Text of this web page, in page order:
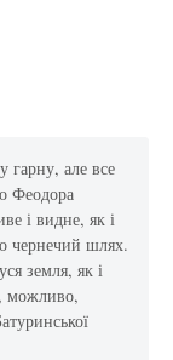
гарну, але все
Феодора
і видне, як і
чернечий шлях.
земля, як і
можливо,